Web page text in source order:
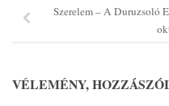
Szerelem – A Duruzsoló
VÉLEMÉNY,